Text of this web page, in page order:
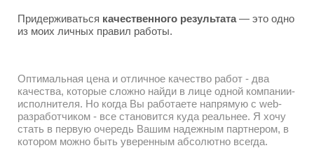
Придерживаться качественного результата— это одно
из моих личных правил работы.
Оптимальная цена и отличное качество работ - два
качества, которые сложно найди в лице одной компании-
исполнителя. Но когда Вы работаете напрямую с web-
разработчиком - все становится куда реальнее. Я хочу
стать в первую очередь Вашим надежным партнером, в
котором можно быть уверенным абсолютно всегда.